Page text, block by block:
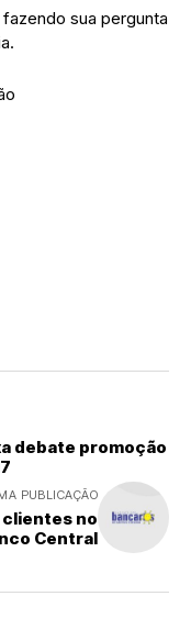
fazendo sua pergunta
debate promoção
PUBLICAÇÃO
clientes no
Central